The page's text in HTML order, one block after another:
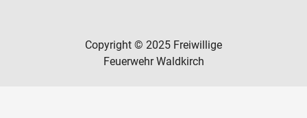
Copyright © 2025 Freiwillige
Feuerwehr Waldkirch